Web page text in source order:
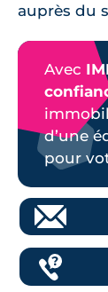
auprès du
Avec
d’une
pour